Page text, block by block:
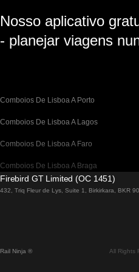
Nosso aplicativo
- planejar viagens
Comboios De Lisboa A Porto
Comboios De Lisboa A Lagos
Comboios De Lisboa A Faro
Comboios De Lisboa A Braga
Comboios De Barcelona A Madrid
Comboios De Madrid A Sevilha
Firebird GT Limited (OC 1451)
432, Triq Fleur de Lys, Suite 1, Birkirkara, BKR
Rail Ninja ® All Rights